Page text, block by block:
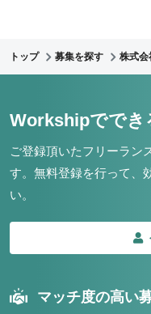
トップ 募集を探す 株式会
Workshipででき
ご登録頂いたフリーラン
す。 無料登録を行って、
い。
マッチ度の高い